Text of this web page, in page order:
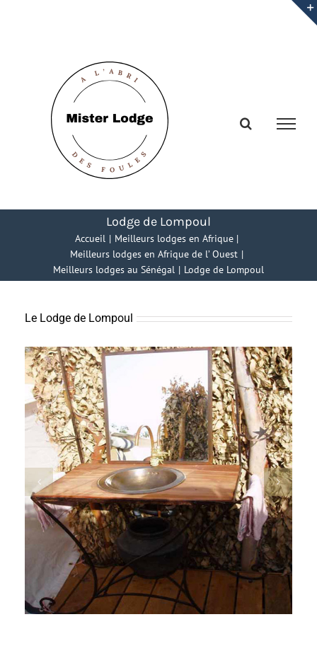
Lodge de Lompoul
Accueil
Meilleurs lodges en Afrique
Meilleurs lodges en Afrique de l’ Ouest
Meilleurs lodges au Sénégal
Lodge de Lompoul
Le Lodge de Lompoul